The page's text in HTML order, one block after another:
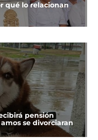
qué lo relacionan
pensión
se divorciaran